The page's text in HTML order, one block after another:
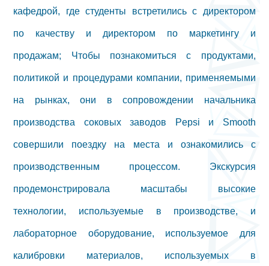
кафедрой, где студенты встретились с директором
по качеству и директором по маркетингу и
продажам; Чтобы познакомиться с продуктами,
политикой и процедурами компании, применяемыми
на рынках, они в сопровождении начальника
производства соковых заводов Pepsi и Smooth
совершили поездку на места и ознакомились с
производственным процессом. Экскурсия
продемонстрировала масштабы высокие
технологии, используемые в производстве, и
лабораторное оборудование, используемое для
калибровки материалов, используемых в